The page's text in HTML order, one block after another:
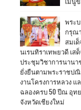
พระ
กรุณ
สมเ
นเรนทิราเทพยวดี เส
ประชุมวิชาการนาน
ยั่งยืนตามพระราชป
งานโครงการหลวง แ
ฉลองครบ 50 ปีณ อุท
จังหวัดเชียงใหม่